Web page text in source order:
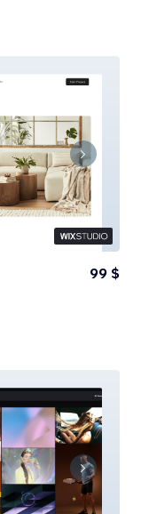
99 $